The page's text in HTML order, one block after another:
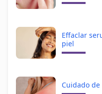
Effaclar
piel
Cuidado